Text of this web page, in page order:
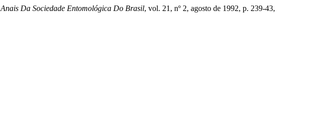
Anais Da Sociedade Entomológica Do Brasil, vol. 21, nº 2, agosto de 1992, p. 239-43,